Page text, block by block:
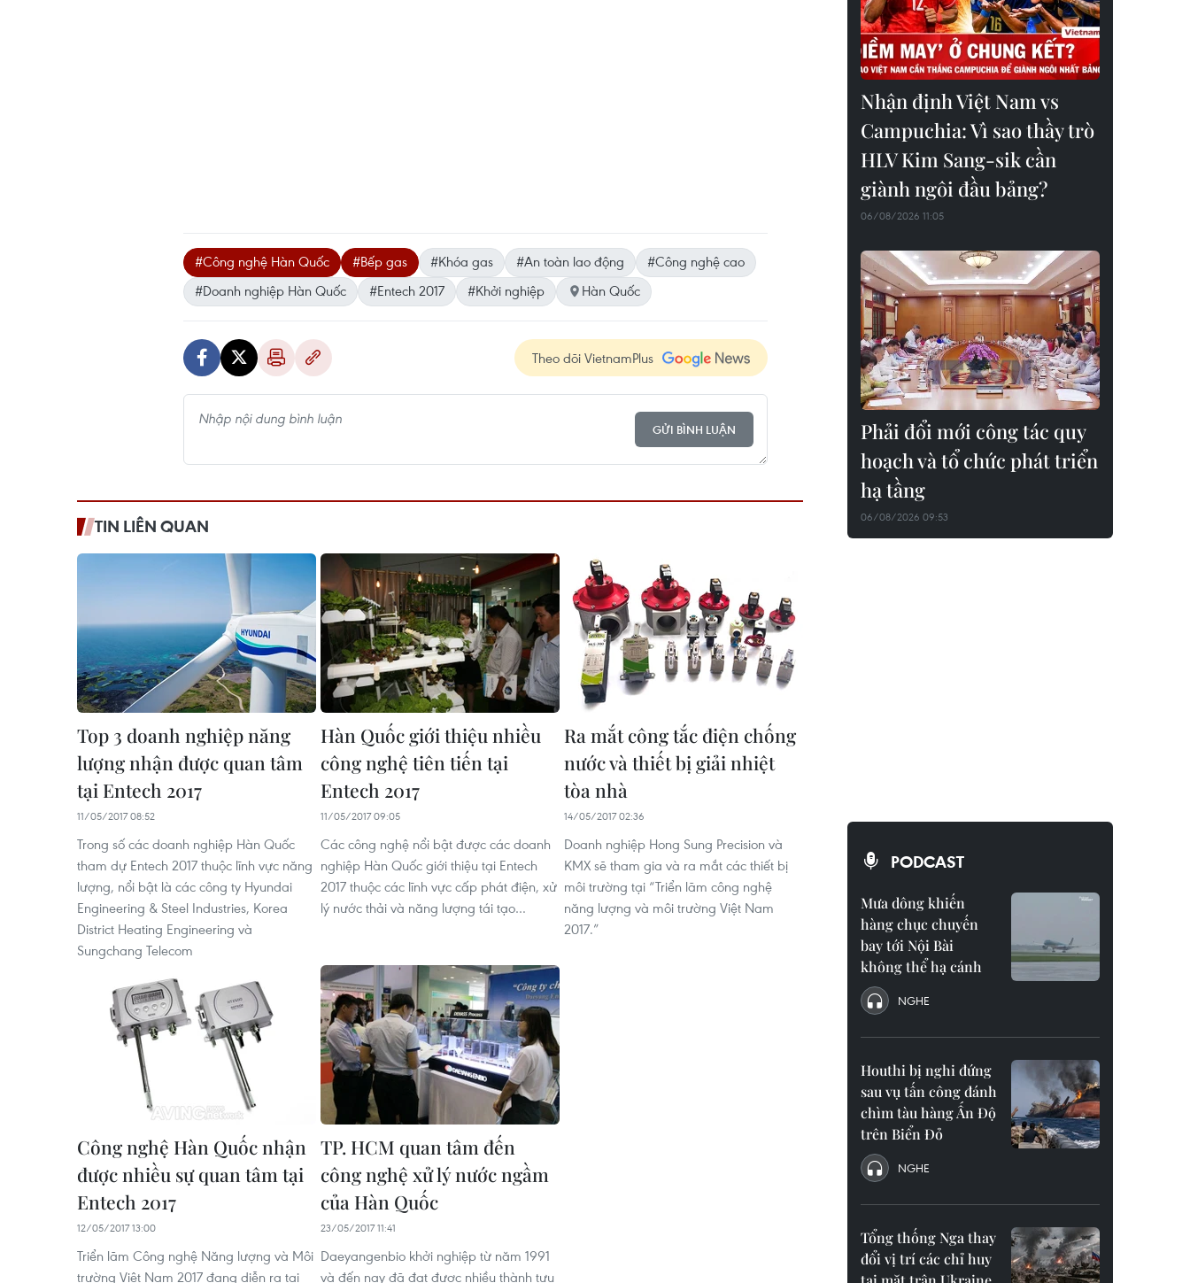
#Công nghệ Hàn Quốc #Bếp gas #Khóa gas #An toàn lao động
#Công nghệ cao
#Doanh nghiệp Hàn Quốc
#Entech 2017 #Khởi nghiệp Hàn Quốc
Theo dõi VietnamPlus
GỬI BÌNH LUẬN
TIN LIÊN QUAN
Top 3 doanh nghiệp năng
lượng nhận được quan tâm
tại Entech 2017
11/05/2017 08:52
Trong số các doanh nghiệp Hàn Quốc
tham dự Entech 2017 thuộc lĩnh vực năng
lượng, nổi bật là các công ty Hyundai
Engineering & Steel Industries, Korea
District Heating Engineering và
Sungchang Telecom
Hàn Quốc giới thiệu nhiều
công nghệ tiên tiến tại
Entech 2017
11/05/2017 09:05
Các công nghệ nổi bật được các doanh
nghiệp Hàn Quốc giới thiệu tại Entech
2017 thuộc các lĩnh vực cấp phát điện, xử
lý nước thải và năng lượng tái tạo…
Ra mắt công tắc điện chống
nước và thiết bị giải nhiệt
tòa nhà
14/05/2017 02:36
Doanh nghiệp H​ong Sung Precision và
KMX sẽ tham gia và ra mắt các thiết bị
môi trường tại “Triển lãm công nghệ
năng lượng và môi trường Việt Nam
2017.”
Công nghệ Hàn Quốc nhận
được nhiều sự quan tâm tại
Entech 2017
12/05/2017 13:00
Triển lãm ​Công nghệ ​Năng lượng và ​Môi
trường Việt Nam 2017 đang diễn ra tại
TP. HCM quan tâm đến
công nghệ xử lý nước ngầm
của Hàn Quốc
23/05/2017 11:41
Daeyangenbio khởi nghiệp từ năm 1991
và đến nay đã đạt được nhiều thành tựu
Nhận định Việt Nam vs
Campuchia: Vì sao thầy trò
HLV Kim Sang-sik cần
giành ngôi đầu bảng?
06/08/2026 11:05
Phải đổi mới công tác quy
hoạch và tổ chức phát triển
hạ tầng
06/08/2026 09:53
PODCAST
Mưa dông khiến
hàng chục chuyến
bay tới Nội Bài
không thể hạ cánh
NGHE
Houthi bị nghi đứng
sau vụ tấn công đánh
chìm tàu hàng Ấn Độ
trên Biển Đỏ
NGHE
Tổng thống Nga thay
đổi vị trí các chỉ huy